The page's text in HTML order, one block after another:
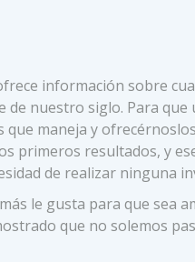
información sobre
nuestro siglo. Para
maneja y
resultados, y
de realizar ninguna
le gusta para que sea
que no solemos